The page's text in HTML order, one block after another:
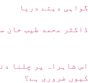
گواہی دیتے دریا
ڈاکٹر محمد طیب خان
اس شاہراہ پر چلنا
کیوں ضروری ہے؟